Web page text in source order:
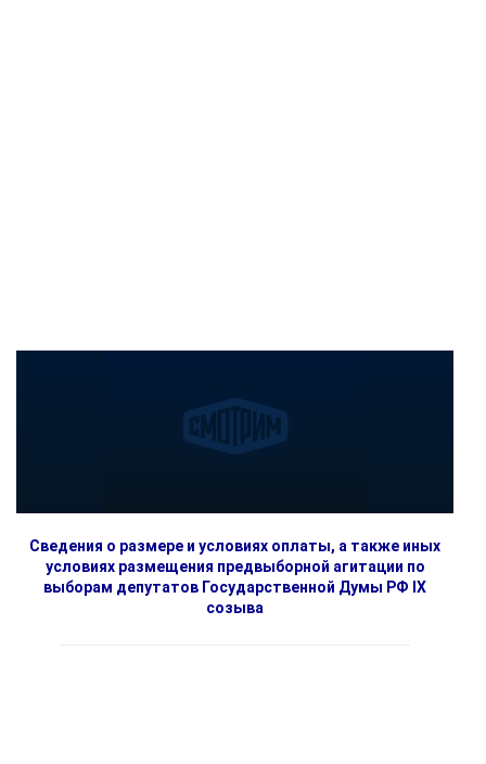
Сведения о размере и условиях оплаты, а также иных
условиях размещения предвыборной агитации по
выборам депутатов Государственной Думы РФ IX
созыва